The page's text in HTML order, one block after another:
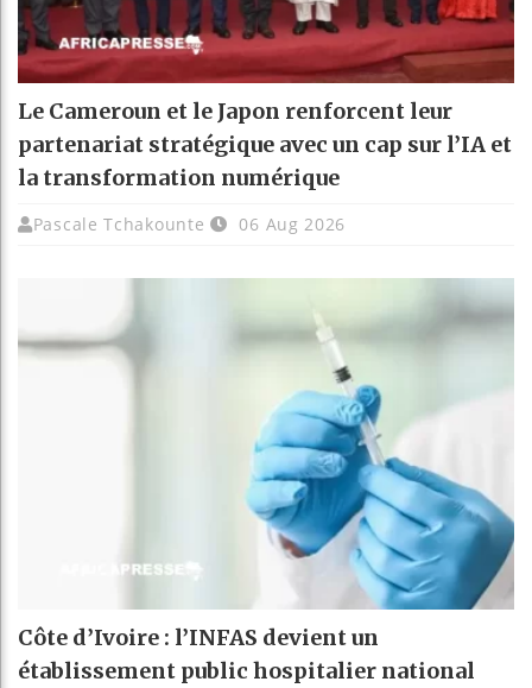
Le Cameroun et le Japon renforcent leur
partenariat stratégique avec un cap sur l’IA et
la transformation numérique
Pascale Tchakounte 06 Aug 2026
Côte d’Ivoire : l’INFAS devient un
établissement public hospitalier national